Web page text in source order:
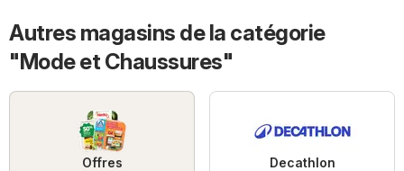
Autres magasins de la catégorie
"Mode et Chaussures"
Offres Decathlon